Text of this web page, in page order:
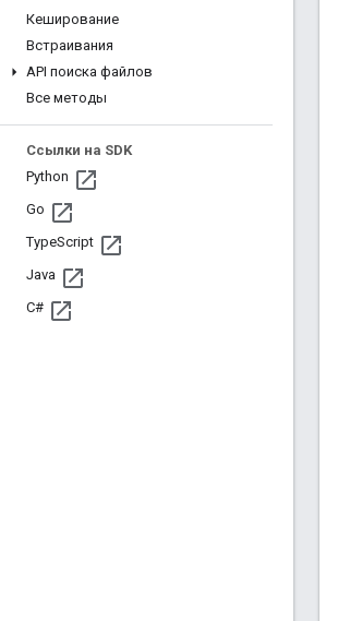
Кеширование
Встраивания
API поиска файлов
Все методы
Ссылки на SDK
Python
Go
TypeScript
Java
C#